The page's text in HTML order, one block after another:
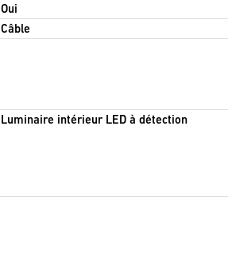
Oui
Câble
Luminaire intérieur LED à détection